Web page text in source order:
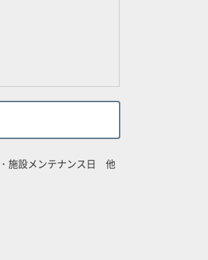
施設メンテナンス日 他